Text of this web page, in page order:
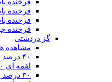
فرخنده
فرخنده
فرخنده
فرخنده
گز دردشتی
مشاهده
۴۰ درصد پسته آردی
لقمه ای ۳۰ درصد پسته
۳۰ درصد پسته آردی